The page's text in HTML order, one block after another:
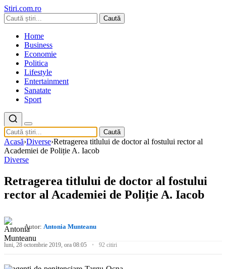
Stiri.com.ro
Caută
Home
Business
Economie
Politica
Lifestyle
Entertainment
Sanatate
Sport
Caută
Acasă›Diverse›Retragerea titlului de doctor al fostului rector al
Academiei de Poliție A. Iacob
Diverse
Retragerea titlului de doctor al fostului
rector al Academiei de Poliție A. Iacob
Autor: Antonia Munteanu
luni, 28 octombrie 2019, ora 08:05 92 citiri